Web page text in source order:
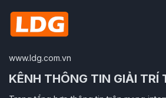
www.ldg.com.vn
KÊNH THÔNG TIN GIẢI TRÍ